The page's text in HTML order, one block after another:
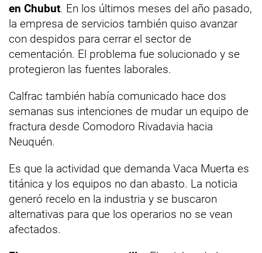
en Chubut. En los últimos meses del año pasado,
la empresa de servicios también quiso avanzar
con despidos para cerrar el sector de
cementación. El problema fue solucionado y se
protegieron las fuentes laborales.
Calfrac también había comunicado hace dos
semanas sus intenciones de mudar un equipo de
fractura desde Comodoro Rivadavia hacia
Neuquén.
Es que la actividad que demanda Vaca Muerta es
titánica y los equipos no dan abasto. La noticia
generó recelo en la industria y se buscaron
alternativas para que los operarios no se vean
afectados.